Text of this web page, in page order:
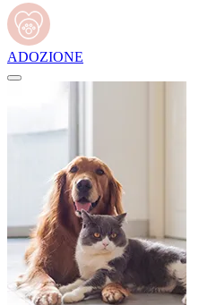
ADOZIONE